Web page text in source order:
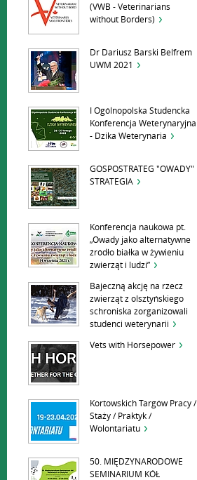
(VWB - Veterinarians
without Borders)
Dr Dariusz Barski Belfrem
UWM 2021
I Ogólnopolska Studencka
Konferencja Weterynaryjna
- Dzika Weterynaria
GOSPOSTRATEG "OWADY"
STRATEGIA
Konferencja naukowa pt.
„Owady jako alternatywne
źródło białka w żywieniu
zwierząt i ludzi”
Bajeczną akcję na rzecz
zwierząt z olsztyńskiego
schroniska zorganizowali
studenci weterynarii
Vets with Horsepower
Kortowskich Targów Pracy /
Staży / Praktyk /
Wolontariatu
50. MIĘDZYNARODOWE
SEMINARIUM KÓŁ